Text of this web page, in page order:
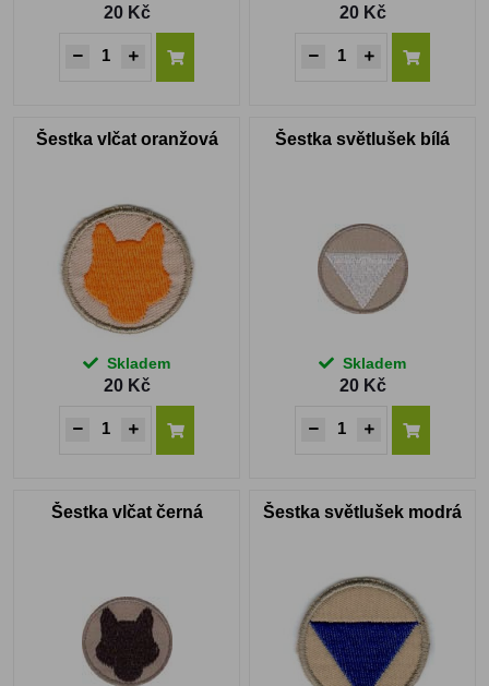
20 Kč 20 Kč
Šestka vlčat oranžová
Skladem
20 Kč
Šestka světlušek bílá
Skladem
20 Kč
Šestka vlčat černá Šestka světlušek modrá